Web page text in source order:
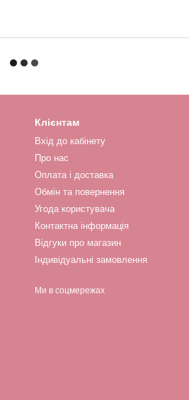
Клієнтам
Вхід до кабінету
Про нас
Оплата і доставка
Обмін та повернення
Угода користувача
Контактна інформація
Відгуки про магазин
Індивідуальні замовлення
Ми в соцмережах